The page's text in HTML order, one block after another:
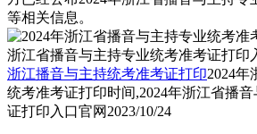
等相关信息。
浙江播音与主持统考准考证打印2024年
统考准考证打印时间,2024年浙江省播
证打印入口官网 2023/10/24